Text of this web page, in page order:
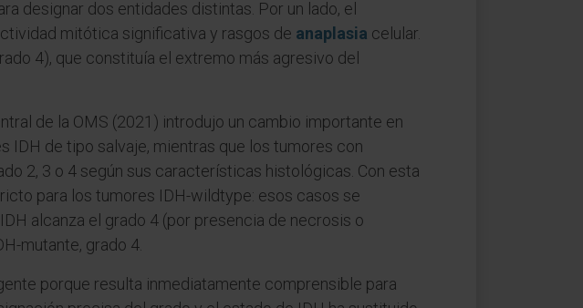
designar dos entidades distintas. Por un lado, el
mitótica significativa y rasgos de anaplasia celular.
4), que constituía el extremo más agresivo del
de la OMS (2021) introdujo un cambio importante en
IDH de tipo salvaje, mientras que los tumores con
2, 3 o 4 según sus características histológicas. Con esta
para los tumores IDH-wildtype: esos casos se
alcanza el grado 4 (por presencia de necrosis o
mutante, grado 4.
porque resulta inmediatamente comprensible para